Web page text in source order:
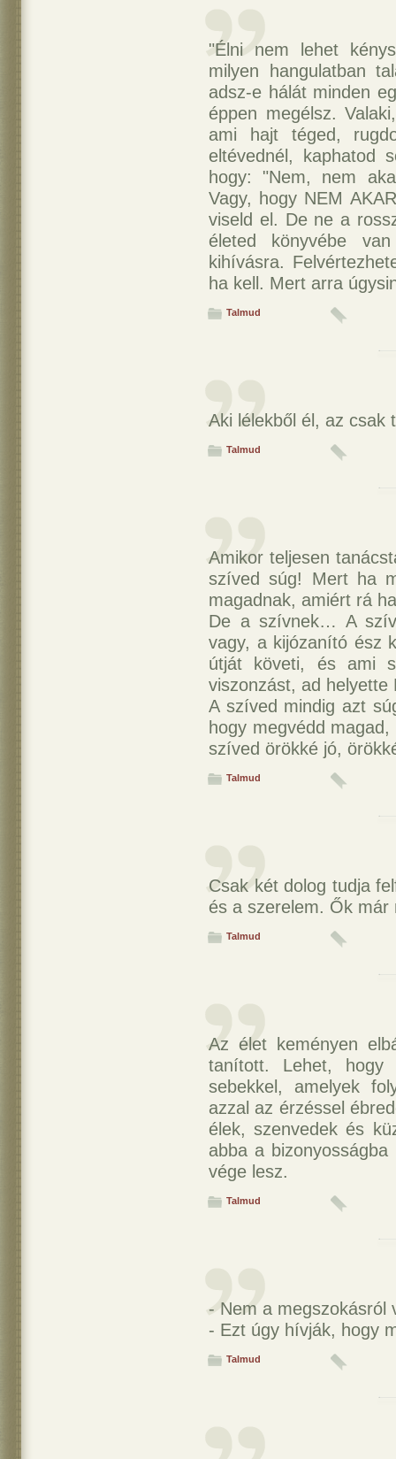
"Élni nem lehet
milyen hangulatban
adsz-e hálát minden
éppen megélsz.
ami hajt téged,
eltévednél, kaphatod
hogy: "Nem, nem
Vagy, hogy NEM
viseld el. De ne a
életed könyvébe
kihívásra.
ha kell. Mert arra
Talmud
Aki lélekből él, az csak
Talmud
Amikor teljesen
szíved súg! Mert ha
magadnak, amiért rá
De a szívnek… A
vagy, a kijózanító ész
útját követi, és ami
viszonzást, ad
A szíved mindig azt
hogy megvédd
szíved örökké jó,
Talmud
Csak két dolog tudja
és a szerelem. Ők
Talmud
Az élet keményen
tanított. Lehet,
sebekkel, amelyek
azzal az érzéssel
élek, szenvedek és
abba a
vége lesz.
Talmud
- Nem a megszokásról
- Ezt úgy hívják, hogy
Talmud